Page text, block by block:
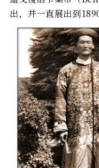
出，并一直展出到